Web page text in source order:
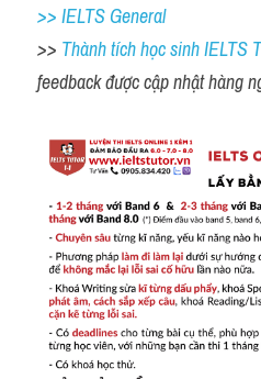
>> IELTS General
>> Thành tích học sinh IELTS
feedback được cập nhật hàng